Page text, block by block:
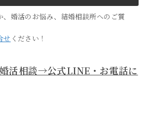
、婚活のお悩み、結婚相談所へのご質
せ ください！
活相談→公式LINE・お電話に